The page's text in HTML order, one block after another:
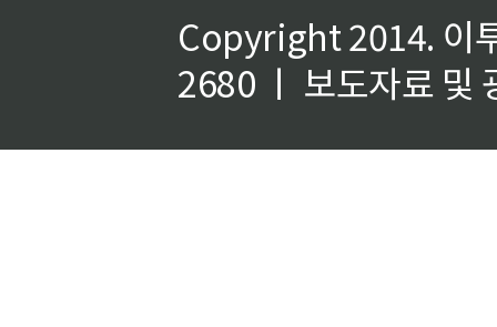
Copyright 2014. 이
2680 ㅣ 보도자료